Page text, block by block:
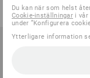
(inkl. moms) från 20
Du kan när som helst
Cookie-inställningar i vår
under ”Konfigurera
Ytterligare information